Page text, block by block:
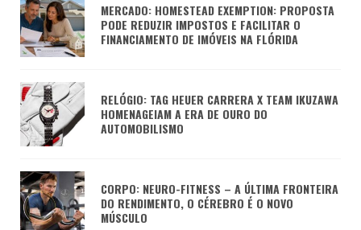
MERCADO: HOMESTEAD EXEMPTION: PROPOSTA
PODE REDUZIR IMPOSTOS E FACILITAR O
FINANCIAMENTO DE IMÓVEIS NA FLÓRIDA
RELÓGIO: TAG HEUER CARRERA X TEAM IKUZAWA
HOMENAGEIAM A ERA DE OURO DO
AUTOMOBILISMO
CORPO: NEURO-FITNESS – A ÚLTIMA FRONTEIRA
DO RENDIMENTO, O CÉREBRO É O NOVO
MÚSCULO